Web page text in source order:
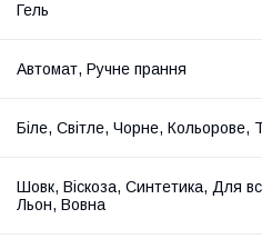
Гель
Автомат, Ручне прання
Біле, Світле, Чорне, Кольорове,
Шовк, Віскоза, Синтетика, Для
Льон, Вовна